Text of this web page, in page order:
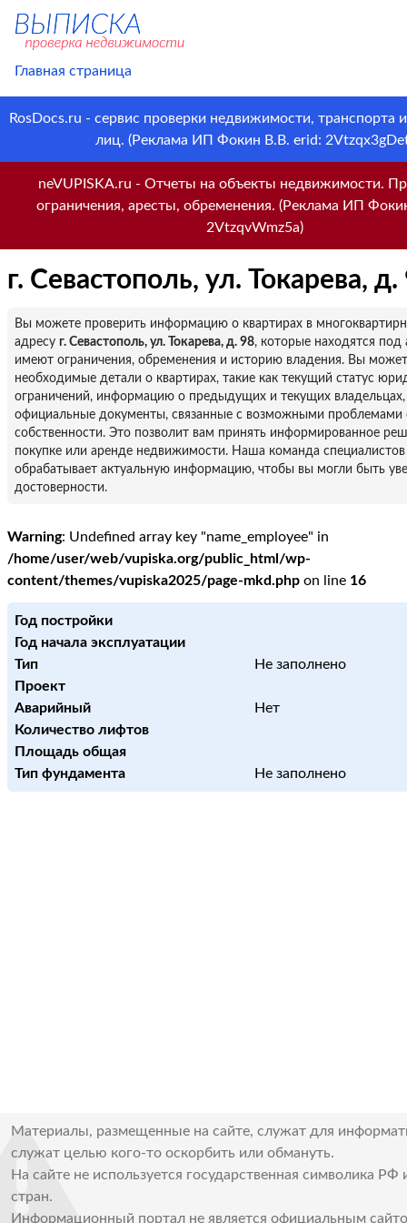
Главная страница
RosDocs.ru - сервис проверки недвижимости, транспорта
лиц. (Реклама ИП Фокин В.В. erid:
neVUPISKA.ru - Отчеты на объекты недвижимости.
ограничения, аресты, обременения. (Реклама ИП
2VtzqvWmz5a)
г. Севастополь, ул. Токарева, д.
Вы можете проверить информацию о квартирах в
адресу г. Севастополь, ул. Токарева, д. 98, которые находятся под
имеют ограничения, обременения и историю владения. Вы
необходимые детали о квартирах, такие как текущий статус
ограничений, информацию о предыдущих и текущих владельцах,
официальные документы, связанные с возможными проблемами
собственности. Это позволит вам принять информированное
покупке или аренде недвижимости. Наша команда специалистов
обрабатывает актуальную информацию, чтобы вы могли быть
достоверности.
Warning: Undefined array key "name_employee" in
/home/user/web/vupiska.org/public_html/wp-
content/themes/vupiska2025/page-mkd.php on line 16
Год постройки
Год начала эксплуатации
Тип
Не заполнено
Проект
Аварийный
Нет
Количество лифтов
Площадь общая
Тип фундамента
Не заполнено
Материалы, размещенные на сайте, служат для
служат целью кого-то оскорбить или обмануть.
На сайте не используется государственная символика РФ
стран.
Информационный портал не является официальным